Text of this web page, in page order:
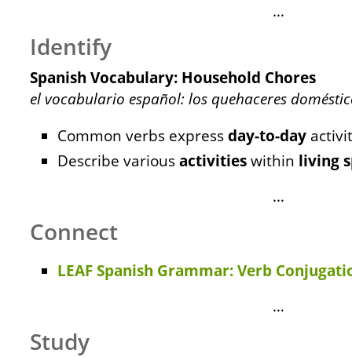
…
Identify
Spanish Vocabulary: Household Chores
el vocabulario español: los quehaceres
Common verbs expressday-to-day
Describe variousactivitieswithin living
…
Connect
LEAF Spanish Grammar: Verb
…
Study